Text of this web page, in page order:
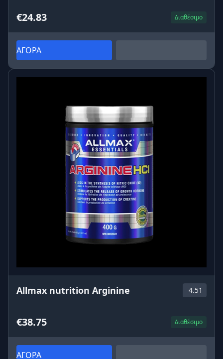
€24.83 Διαθέσιμο
ΑΓΟΡΑ
Allmax nutrition Arginine 4.51
€38.75 Διαθέσιμο
ΑΓΟΡΑ